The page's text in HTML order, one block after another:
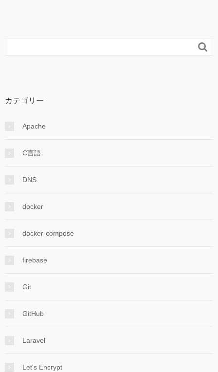

カテゴリー
Apache
C言語
DNS
docker
docker-compose
firebase
Git
GitHub
Laravel
Let's Encrypt